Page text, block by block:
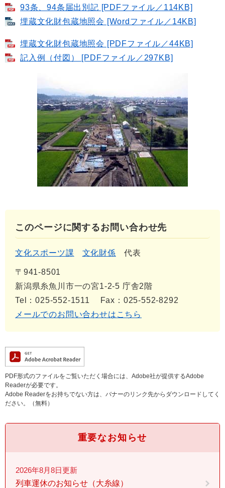
93条、94条届出別記 [PDFファイル／114KB]
埋蔵文化財包蔵地照会 [Wordファイル／14KB]
埋蔵文化財包蔵地照会 [PDFファイル／44KB]
記入例（付図） [PDFファイル／297KB]
このページに関するお問い合わせ先
文化スポーツ課 文化財係 代表
〒941-8501
新潟県糸魚川市一の宮1-2-5 庁舎2階
Tel：025-552-1511
Fax：025-552-8292
メールでのお問い合わせはこちら
PDF形式のファイルをご覧いただく場合には、Adobe社が提供するAdobe
Readerが必要です。
Adobe Readerをお持ちでない方は、バナーのリンク先からダウンロードしてく
ださい。（無料）
重要なお知らせ
2026年8月8日更新
列車運休のお知らせ（大糸線）